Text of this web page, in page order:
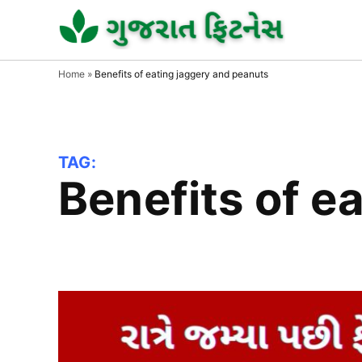
content
Home » Benefits of eating jaggery and peanuts
TAG:
Benefits of